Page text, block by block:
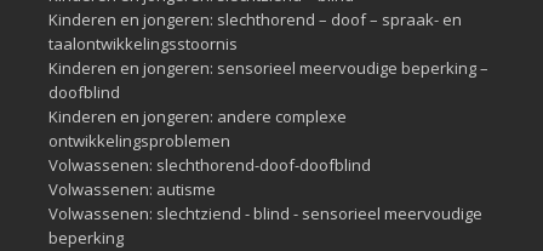
Kinderen en jongeren: slechthorend – doof – spraak- en
taalontwikkelingsstoornis
Kinderen en jongeren: sensorieel meervoudige beperking –
doofblind
Kinderen en jongeren: andere complexe
ontwikkelingsproblemen
Volwassenen: slechthorend-doof-doofblind
Volwassenen: autisme
Volwassenen: slechtziend - blind - sensorieel meervoudige
beperking